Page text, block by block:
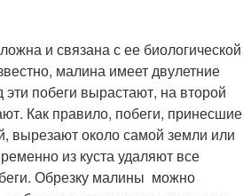
и связана с ее биологической
малина имеет двулетние
побеги вырастают, на второй
Как правило, побеги, принесшие
вырезают около самой земли или
из куста удаляют все
Обрезку малины можно